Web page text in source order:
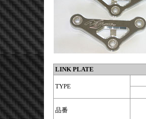
LINK PLATE
TYPE
品番